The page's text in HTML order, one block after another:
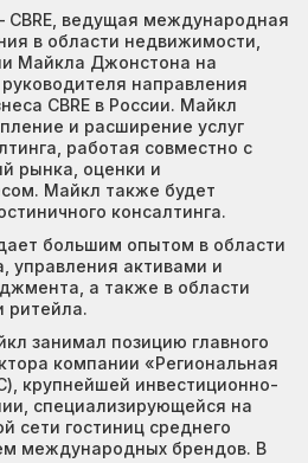
CBRE, ведущая международная
в области недвижимости,
Майкла Джонстона на
направления
СBRE в России. Майкл
и расширение услуг
работая совместно с
рынка, оценки и
Майкл также будет
консалтинга.
большим опытом в области
управления активами и
а также в области
ритейла.
занимал позицию главного
компании «Региональная
крупнейшей инвестиционно-
специализирующейся на
сети гостиниц среднего
международных брендов. В